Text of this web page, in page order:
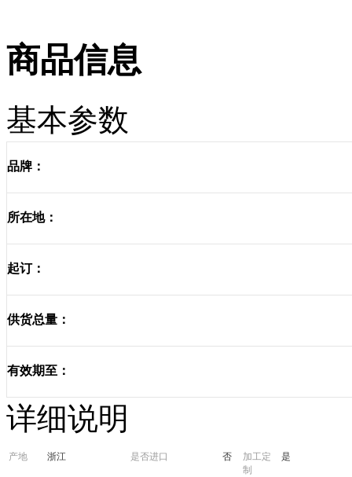
商品信息
基本参数
品牌：
所在地：
起订：
供货总量：
有效期至：
详细说明
产地 浙江 是否进口 否
加工定
制
是